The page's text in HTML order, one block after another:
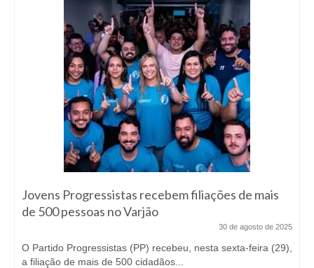
Jovens Progressistas recebem filiações de mais
de 500 pessoas no Varjão
30 de agosto de 2025
O Partido Progressistas (PP) recebeu, nesta sexta-feira (29),
a filiação de mais de 500 cidadãos...